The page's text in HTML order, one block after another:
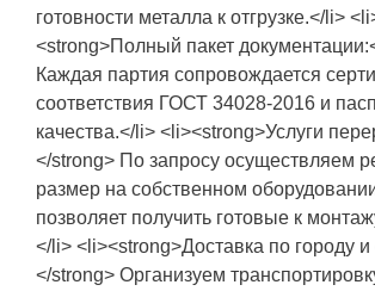
готовности металла к отгрузке.</li>
<strong>Полный пакет
Каждая партия сопровождается
соответствия ГОСТ 34028-2016 и
качества.</li> <li><strong>Услуги
</strong> По запросу осуществляем
размер на собственном
позволяет получить готовые к
</li> <li><strong>Доставка по городу и
</strong> Организуем